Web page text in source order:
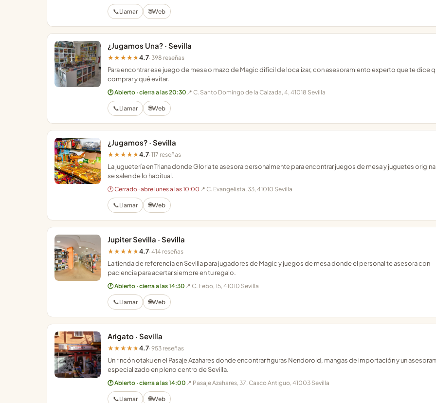
📞Llamar 🌐Web
¿Jugamos Una? · Sevilla
★★★★★ 4.7· 398 reseñas
Para encontrar ese juego de mesa o mazo de Magic difícil de localizar, con asesoramiento experto que te dice
comprar y qué evitar.
🕐 Abierto · cierra a las 20:30 📍 C. Santo Domingo de la Calzada, 4, 41018 Sevilla
📞Llamar 🌐Web
¿Jugamos? · Sevilla
★★★★★ 4.7· 117 reseñas
La juguetería en Triana donde Gloria te asesora personalmente para encontrar juegos de mesa y juguetes
se salen de lo habitual.
🕐 Cerrado · abre lunes a las 10:00 📍 C. Evangelista, 33, 41010 Sevilla
📞Llamar 🌐Web
Jupiter Sevilla · Sevilla
★★★★★ 4.7· 414 reseñas
La tienda de referencia en Sevilla para jugadores de Magic y juegos de mesa donde el personal te asesora con
paciencia para acertar siempre en tu regalo.
🕐 Abierto · cierra a las 14:30 📍 C. Febo, 15, 41010 Sevilla
📞Llamar 🌐Web
Arigato · Sevilla
★★★★★ 4.7· 953 reseñas
Un rincón otaku en el Pasaje Azahares donde encontrar figuras Nendoroid, mangas de importación y un
especializado en pleno centro de Sevilla.
🕐 Abierto · cierra a las 14:00 📍 Pasaje Azahares, 37, Casco Antiguo, 41003 Sevilla
📞Llamar 🌐Web